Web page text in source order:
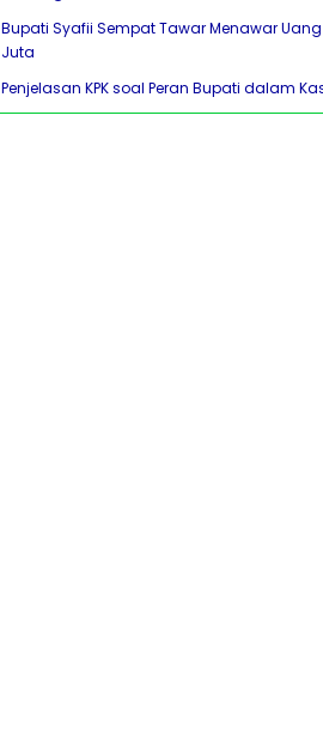
Bupati Syafii Sempat Tawar Menawar
Juta
Penjelasan KPK soal Peran Bupati dalam